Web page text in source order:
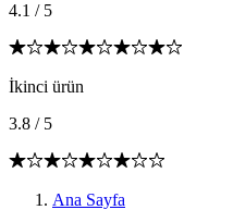
4.1 / 5
İkinci ürün
3.8 / 5
Ana Sayfa